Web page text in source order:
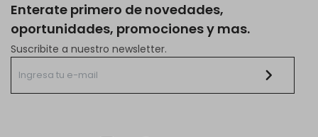
Enterate primero de novedades,
oportunidades, promociones y mas.
Suscribite a nuestro newsletter.